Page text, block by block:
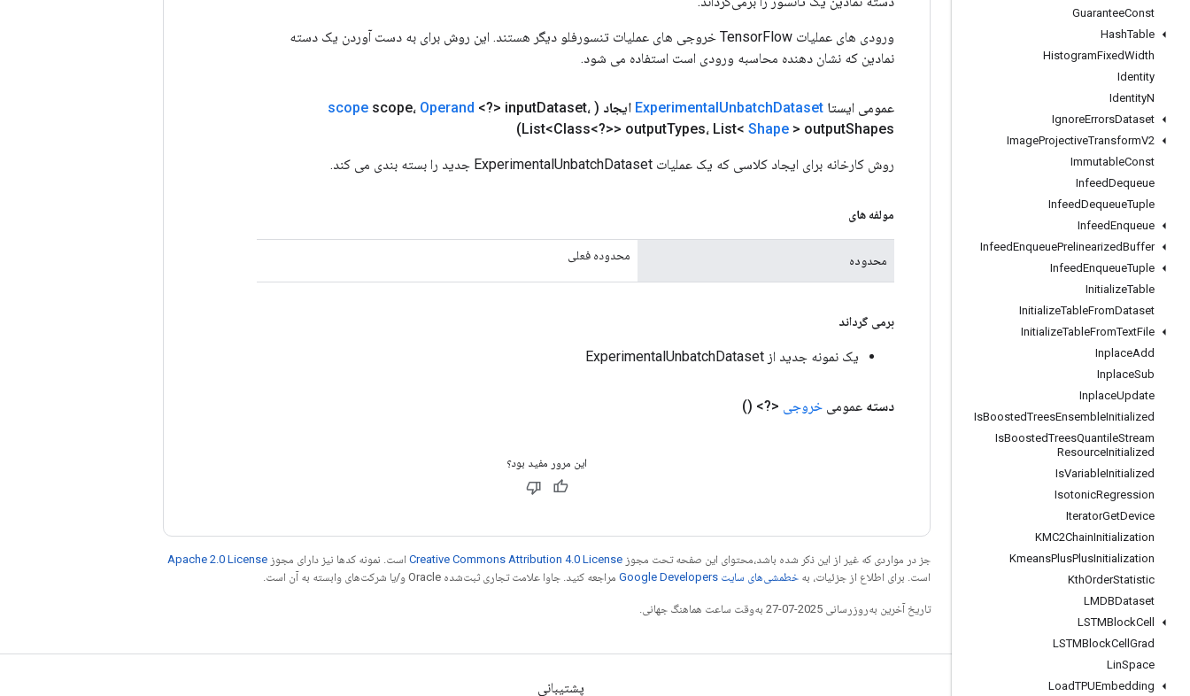
GuaranteeConst
HashTable
HistogramFixedWidth
Identity
IdentityN
IgnoreErrorsDataset
ImageProjectiveTransformV2
ImmutableConst
InfeedDequeue
InfeedDequeueTuple
InfeedEnqueue
InfeedEnqueuePrelinearizedBuffer
InfeedEnqueueTuple
InitializeTable
InitializeTableFromDataset
InitializeTableFromTextFile
InplaceAdd
InplaceSub
InplaceUpdate
IsBoostedTreesEnsembleInitialized
IsBoostedTreesQuantileStream
ResourceInitialized
IsVariableInitialized
IsotonicRegression
IteratorGetDevice
KMC2ChainInitialization
KmeansPlusPlusInitialization
KthOrderStatistic
LMDBDataset
LSTMBlockCell
LSTMBlockCell Grad
LinSpace
LoadTPUEmbedding
ورودی های عملیات TensorFlow خروجی های عملیات تنسورفلو دیگر هستند. این روش برای به دست آوردن یک دسته
نمادین که نشان دهنده محاسبه ورودی است استفاده می شود.
عمومی ایستا ExperimentalUnbatchDataset ایجاد (
scope scope، Operand <?> inputDataset،
List<Class<?>> outputTypes، List< Shape > outputShapes)
روش کارخانه برای ایجاد کلاسی که یک عملیات ExperimentalUnbatchDataset جدید را بسته بندی می کند.
مولفه های
محدوده محدوده فعلی
برمی گرداند
یک نمونه جدید از ExperimentalUnbatchDataset
دسته عمومی خروجی <?>
()
این مرور مفید بود؟
جز در مواردی که غیر از این ذکر شده باشد،‌محتوای این صفحه تحت مجوز Creative Commons Attribution 4.0 License است. نمونه کدها نیز دارای مجوز Apache 2.0 License
است. برای اطلاع از جزئیات، به خطمشی‌های سایت Google Developers‏ مراجعه کنید. جاوا علامت تجاری ثبت‌شده Oracle و/یا شرکت‌های وابسته به آن است.
تاریخ آخرین به‌روزرسانی 2025-07-27 به‌وقت ساعت هماهنگ جهانی.
مرتبط بمانید پشتیبانی